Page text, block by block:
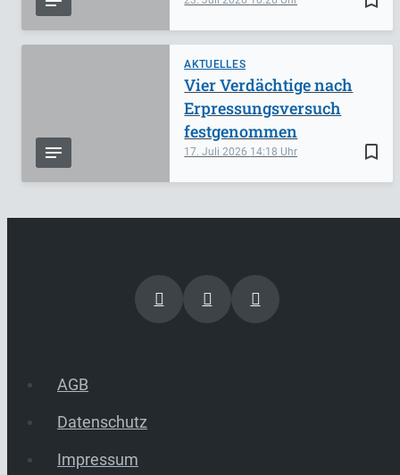
AKTUELLES
bookmark_border
17. Juli 2026 14:18
Vier Verdächtige nach
Erpressungsversuch
festgenommen
AGB
Datenschutz
Impressum